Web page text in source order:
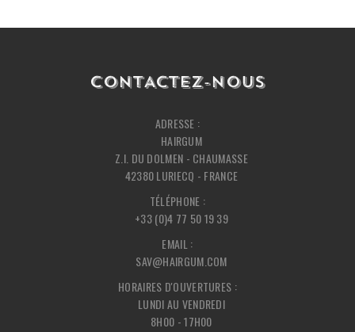
CONTACTEZ-NOUS
ADRESSE :
HAIRGUM
Z.I. DU DOLMEN - CHAUMASSE
42380 LURIECQ - FRANCE
TÉLÉPHONE :
+33 (0)4 77 50 19 39
EMAIL :
SAV@HAIRGUM.COM
HORAIRES D'OUVERTURES :
LUNDI AU VENDREDI
8H00 - 17H00